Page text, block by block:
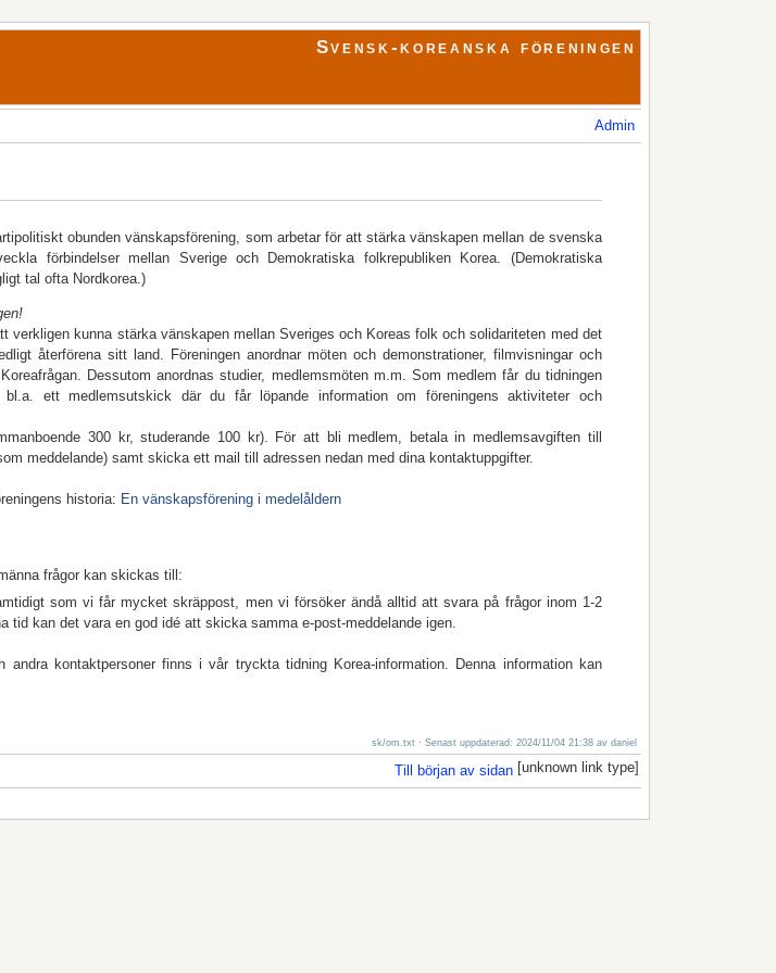
Svensk-koreanska föreningen
Admin
obunden vänskapsförening, som arbetar för att stärka vänskapen mellan de svenska
förbindelser mellan Sverige och Demokratiska folkrepubliken Korea. (Demokratiska
tal ofta Nordkorea.)
verkligen kunna stärka vänskapen mellan Sveriges och Koreas folk och solidariteten med det
återförena sitt land. Föreningen anordnar möten och demonstrationer, filmvisningar och
Dessutom anordnas studier, medlemsmöten m.m. Som medlem får du tidningen
bl.a. ett medlemsutskick där du får löpande information om föreningens aktiviteter och
300 kr, studerande 100 kr). För att bli medlem, betala in medlemsavgiften till
meddelande) samt skicka ett mail till adressen nedan med dina kontaktuppgifter.
historia: En vänskapsförening i medelåldern
frågor kan skickas till:
som vi får mycket skräppost, men vi försöker ändå alltid att svara på frågor inom 1-2
tid kan det vara en god idé att skicka samma e-post-meddelande igen.
andra kontaktpersoner finns i vår tryckta tidning Korea-information. Denna information kan
sk/om.txt· Senast uppdaterad: 2024/11/04 21:38 av daniel
[unknown link type]
Till början av sidan